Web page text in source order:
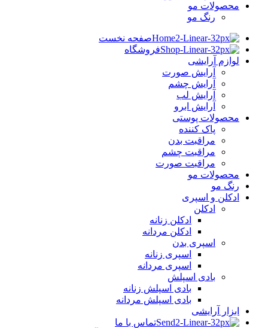
محصولات مو
رنگ مو
صفحه نخست
فروشگاه
لوازم آرایشی
آرایش صورت
آرایش چشم
آرایش لب
آرایش ابرو
محصولات پوستی
پاک کننده
مراقبت بدن
مراقبت چشم
مراقبت صورت
محصولات مو
رنگ مو
ادکلن و اسپری
ادکلن
ادکلن زنانه
ادکلن مردانه
اسپری بدن
اسپری زنانه
اسپری مردانه
بادی اسپلش
بادی اسپلش زنانه
بادی اسپلش مردانه
ابزار آرایشی
تماس با ما